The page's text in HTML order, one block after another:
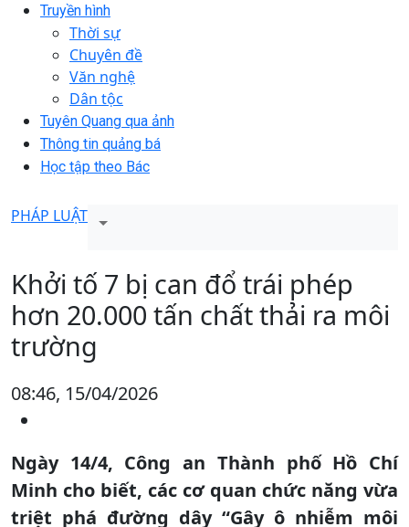
Truyền hình
Thời sự
Chuyên đề
Văn nghệ
Dân tộc
Tuyên Quang qua ảnh
Thông tin quảng bá
Học tập theo Bác
PHÁP LUẬT
Khởi tố 7 bị can đổ trái phép
hơn 20.000 tấn chất thải ra môi
trường
08:46, 15/04/2026
Ngày 14/4, Công an Thành phố Hồ Chí
Minh cho biết, các cơ quan chức năng vừa
triệt phá đường dây “Gây ô nhiễm môi